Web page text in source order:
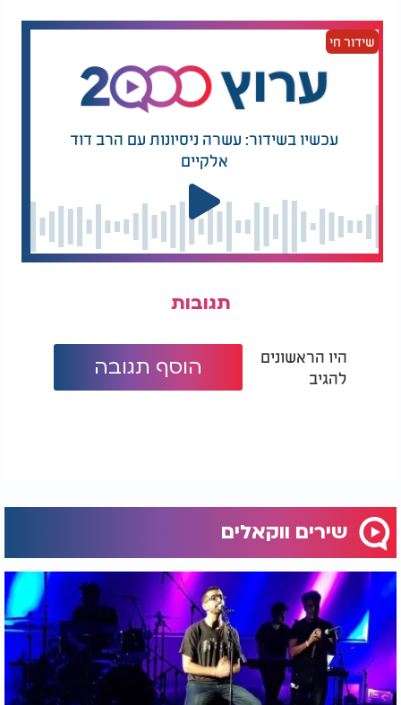
שידור חי
עכשיו בשידור: עשרה ניסיונות עם הרב דוד
אלקיים
תגובות
היו הראשונים
להגיב
הוסף תגובה
שירים ווקאלים